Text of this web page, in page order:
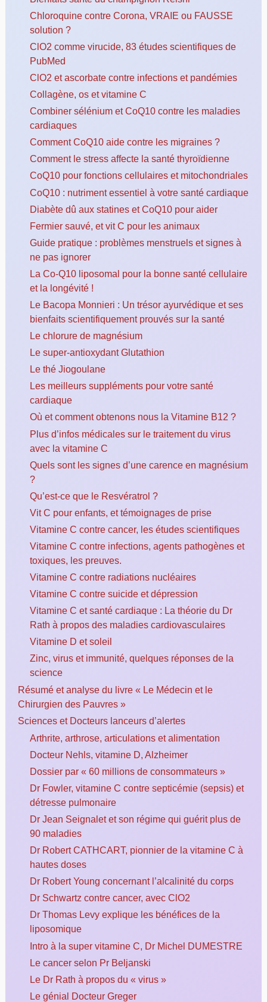
Chloroquine contre Corona, VRAIE ou FAUSSE
solution ?
ClO2 comme virucide, 83 études scientifiques de
PubMed
ClO2 et ascorbate contre infections et pandémies
Collagène, os et vitamine C
Combiner sélénium et CoQ10 contre les maladies
cardiaques
Comment CoQ10 aide contre les migraines ?
Comment le stress affecte la santé thyroïdienne
CoQ10 pour fonctions cellulaires et mitochondriales
CoQ10 : nutriment essentiel à votre santé cardiaque
Diabète dû aux statines et CoQ10 pour aider
Fermier sauvé, et vit C pour les animaux
Guide pratique : problèmes menstruels et signes à
ne pas ignorer
La Co-Q10 liposomal pour la bonne santé cellulaire
et la longévité !
Le Bacopa Monnieri : Un trésor ayurvédique et ses
bienfaits scientifiquement prouvés sur la santé
Le chlorure de magnésium
Le super-antioxydant Glutathion
Le thé Jiogoulane
Les meilleurs suppléments pour votre santé
cardiaque
Où et comment obtenons nous la Vitamine B12 ?
Plus d’infos médicales sur le traitement du virus
avec la vitamine C
Quels sont les signes d’une carence en magnésium
?
Qu’est-ce que le Resvératrol ?
Vit C pour enfants, et témoignages de prise
Vitamine C contre cancer, les études scientifiques
Vitamine C contre infections, agents pathogènes et
toxiques, les preuves.
Vitamine C contre radiations nucléaires
Vitamine C contre suicide et dépression
Vitamine C et santé cardiaque : La théorie du Dr
Rath à propos des maladies cardiovasculaires
Vitamine D et soleil
Zinc, virus et immunité, quelques réponses de la
science
Résumé et analyse du livre « Le Médecin et le
Chirurgien des Pauvres »
Sciences et Docteurs lanceurs d’alertes
Arthrite, arthrose, articulations et alimentation
Docteur Nehls, vitamine D, Alzheimer
Dossier par « 60 millions de consommateurs »
Dr Fowler, vitamine C contre septicémie (sepsis) et
détresse pulmonaire
Dr Jean Seignalet et son régime qui guérit plus de
90 maladies
Dr Robert CATHCART, pionnier de la vitamine C à
hautes doses
Dr Robert Young concernant l’alcalinité du corps
Dr Schwartz contre cancer, avec ClO2
Dr Thomas Levy explique les bénéfices de la
liposomique
Intro à la super vitamine C, Dr Michel DUMESTRE
Le cancer selon Pr Beljanski
Le Dr Rath à propos du « virus »
Le génial Docteur Greger